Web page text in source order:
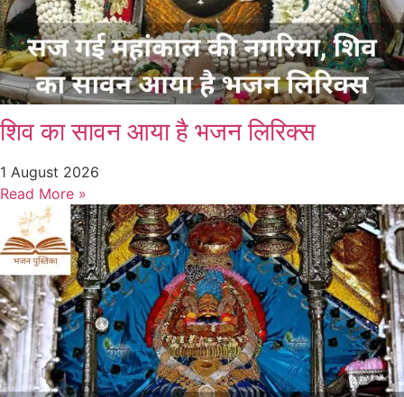
शिव का सावन आया है भजन लिरिक्स
1 August 2026
Read More »